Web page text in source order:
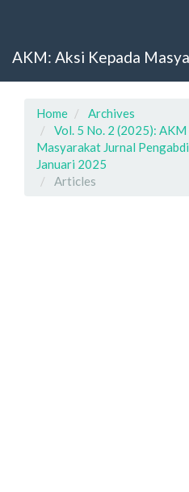
Content
AKM: Aksi Kepada
Home
Archives
Vol. 5 No. 2 (2025): AKM
Masyarakat Jurnal
Januari 2025
Articles